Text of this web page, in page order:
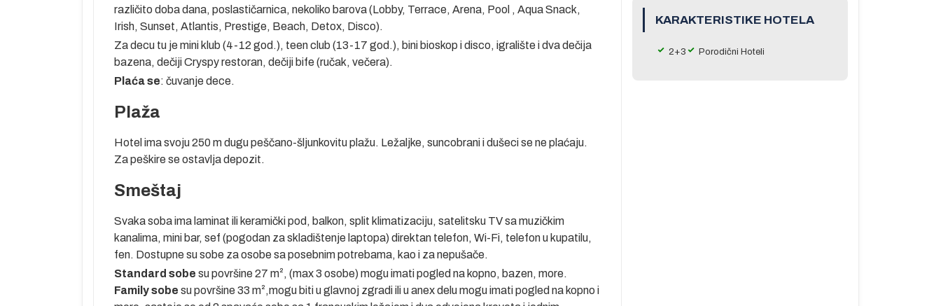
različito doba dana, poslastičarnica, nekoliko barova (Lobby, Terrace, Arena, Pool , Aqua Snack,
Irish, Sunset, Atlantis, Prestige, Beach, Detox, Disco).
Za decu tu je mini klub (4-12 god.), teen club (13-17 god.), bini bioskop i disco, igralište i dva dečija
bazena, dečiji Cryspy restoran, dečiji bife (ručak, večera).
Plaća se: čuvanje dece.
Plaža
Hotel ima svoju 250 m dugu peščano-šljunkovitu plažu. Ležaljke, suncobrani i dušeci se ne plaćaju.
Za peškire se ostavlja depozit.
Smeštaj
Svaka soba ima laminat ili keramički pod, balkon, split klimatizaciju, satelitsku TV sa muzičkim
kanalima, mini bar, sef (pogodan za skladištenje laptopa) direktan telefon, Wi-Fi, telefon u kupatilu,
fen. Dostupne su sobe za osobe sa posebnim potrebama, kao i za nepušače.
Standard sobe su površine 27 m², (max 3 osobe) mogu imati pogled na kopno, bazen, more.
Family sobe su površine 33 m²,mogu biti u glavnoj zgradi ili u anex delu mogu imati pogled na kopno i
KARAKTERISTIKE HOTELA
2+3 Porodični Hoteli